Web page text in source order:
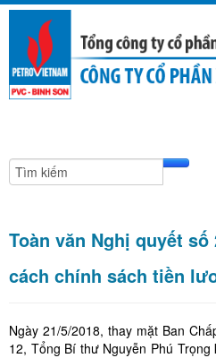
Toàn văn Nghị quyết số
cách chính sách tiền
Ngày 21/5/2018, thay mặt Ban
12, Tổng Bí thư Nguyễn Phú